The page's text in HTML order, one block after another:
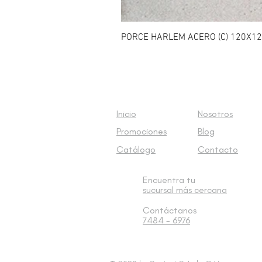
PORCE HARLEM ACERO (C)
Inicio
Nosotros
Promociones
Blog
Catálogo
Contacto
Encuentra tu
sucursal más cercana
Contáctanos
7484 - 6976